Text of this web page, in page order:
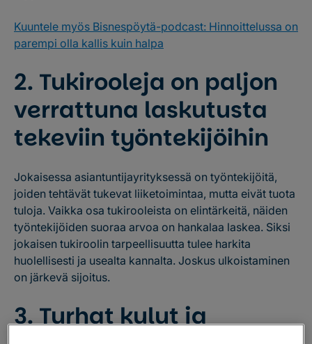
Kuuntele myös Bisnespöytä-podcast: Hinnoittelussa on
parempi olla kallis kuin halpa
2. Tukirooleja on paljon
verrattuna laskutusta
tekeviin työntekijöihin
Jokaisessa asiantuntijayrityksessä on työntekijöitä,
joiden tehtävät tukevat liiketoimintaa, mutta eivät tuota
tuloja. Vaikka osa tukirooleista on elintärkeitä, näiden
työntekijöiden suoraa arvoa on hankalaa laskea. Siksi
jokaisen tukiroolin tarpeellisuutta tulee harkita
huolellisesti ja usealta kannalta. Joskus ulkoistaminen
on järkevä sijoitus.
3. Turhat kulut ja